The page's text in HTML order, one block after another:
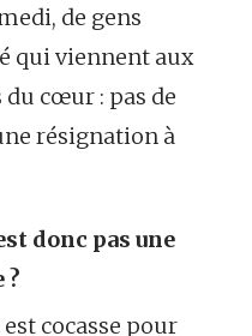
de gens
qui viennent aux
cœur : pas de
résignation à
donc pas une
?
cocasse pour